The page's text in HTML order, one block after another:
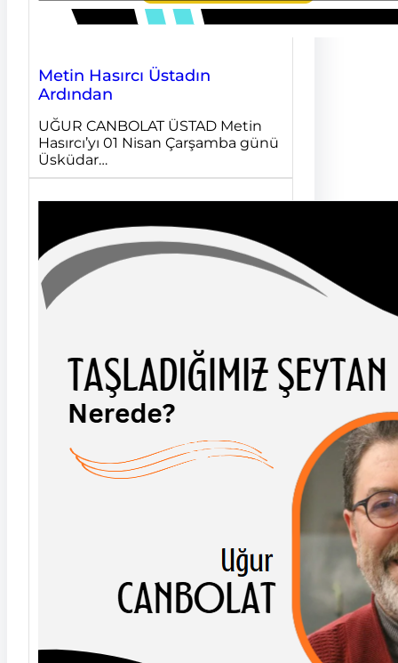
Metin Hasırcı Üstadın
Ardından
UĞUR CANBOLAT ÜSTAD Metin
Hasırcı’yı 01 Nisan Çarşamba günü
Üsküdar…